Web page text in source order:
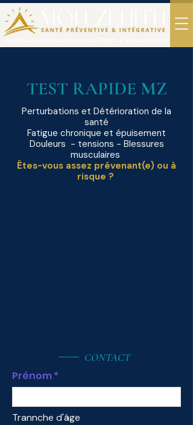
TEST RAPIDE MZ
Perturbations et Détérioration de la
santé
Fatigue chronique et épuisement
Douleurs - tensions - Blessures
musculaires
Êtes-vous assez prévenant(e) ou à
risque ?
CONTACT
Prénom
Trannche d'âge